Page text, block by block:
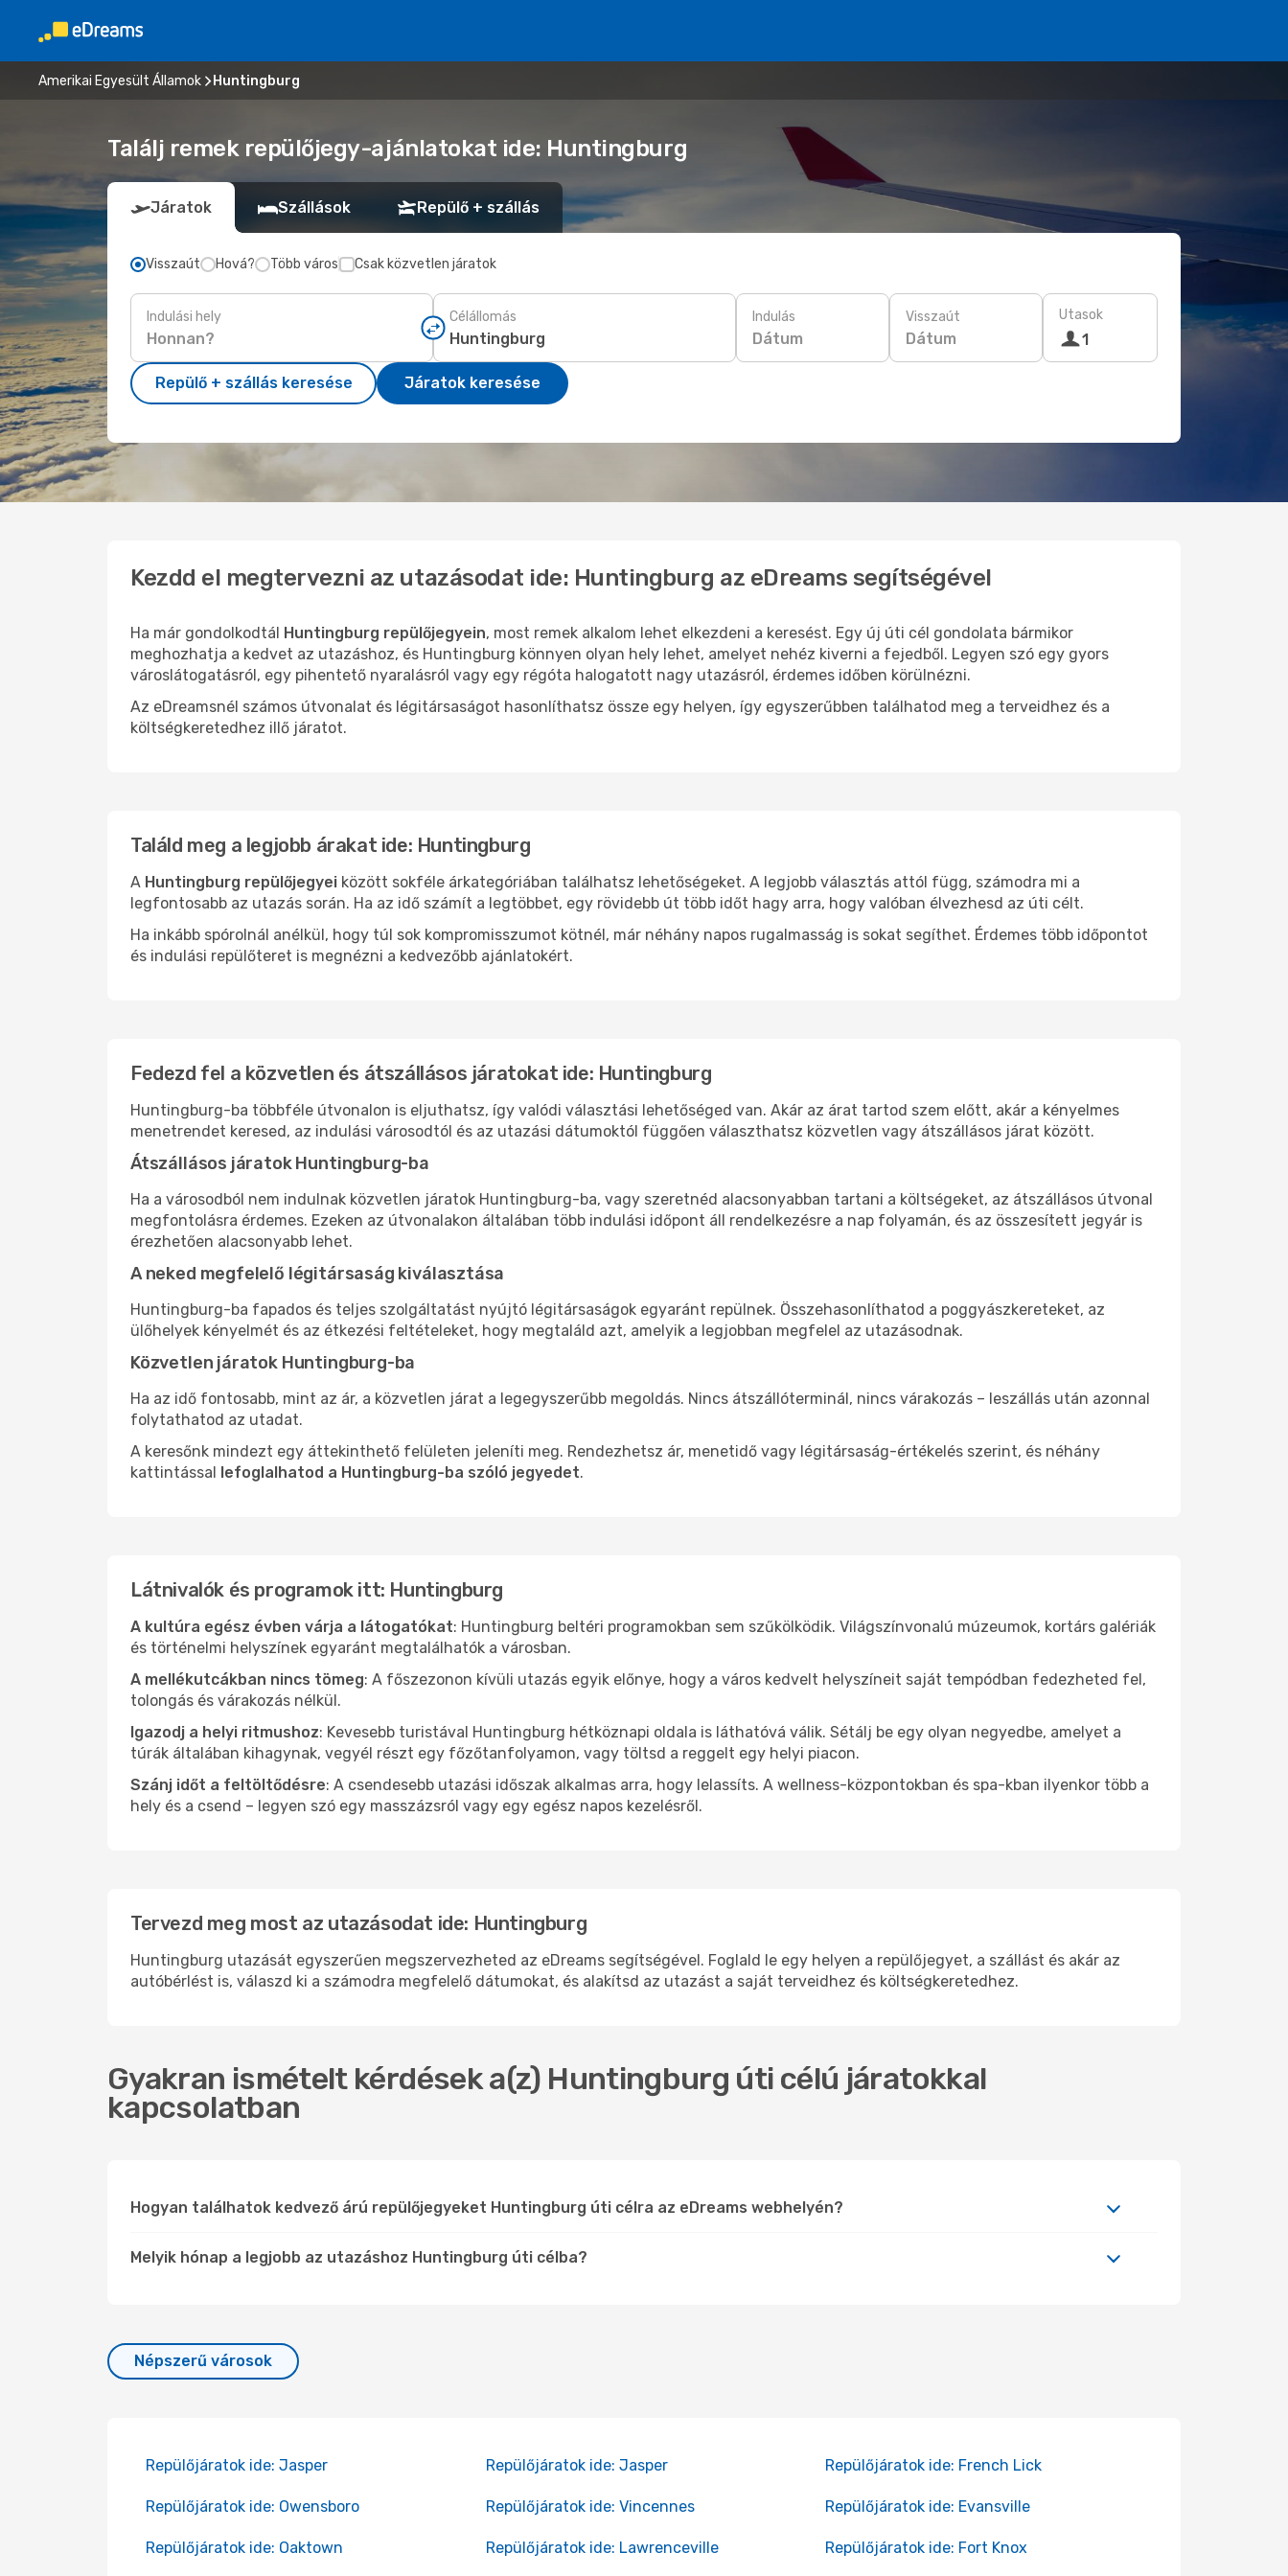
Amerikai Egyesült Államok Huntingburg
Találj remek repülőjegy-ajánlatokat ide: Huntingburg
Járatok Szállások Repülő + szállás
Visszaút Hová? Több város Csak közvetlen járatok
Indulási hely Célállomás Indulás
Dátum
Visszaút
Dátum
Utasok
1
Repülő + szállás keresése Járatok keresése
Kezdd el megtervezni az utazásodat ide: Huntingburg az eDreams segítségével
Ha már gondolkodtál Huntingburg repülőjegyein, most remek alkalom lehet elkezdeni a keresést. Egy új úti cél gondolata bármikor
meghozhatja a kedvet az utazáshoz, és Huntingburg könnyen olyan hely lehet, amelyet nehéz kiverni a fejedből. Legyen szó egy gyors
városlátogatásról, egy pihentető nyaralásról vagy egy régóta halogatott nagy utazásról, érdemes időben körülnézni.
Az eDreamsnél számos útvonalat és légitársaságot hasonlíthatsz össze egy helyen, így egyszerűbben találhatod meg a terveidhez és a
költségkeretedhez illő járatot.
Találd meg a legjobb árakat ide: Huntingburg
A Huntingburg repülőjegyei között sokféle árkategóriában találhatsz lehetőségeket. A legjobb választás attól függ, számodra mi a
legfontosabb az utazás során. Ha az idő számít a legtöbbet, egy rövidebb út több időt hagy arra, hogy valóban élvezhesd az úti célt.
Ha inkább spórolnál anélkül, hogy túl sok kompromisszumot kötnél, már néhány napos rugalmasság is sokat segíthet. Érdemes több időpontot
és indulási repülőteret is megnézni a kedvezőbb ajánlatokért.
Fedezd fel a közvetlen és átszállásos járatokat ide: Huntingburg
Huntingburg-ba többféle útvonalon is eljuthatsz, így valódi választási lehetőséged van. Akár az árat tartod szem előtt, akár a kényelmes
menetrendet keresed, az indulási városodtól és az utazási dátumoktól függően választhatsz közvetlen vagy átszállásos járat között.
Átszállásos járatok Huntingburg-ba
Ha a városodból nem indulnak közvetlen járatok Huntingburg-ba, vagy szeretnéd alacsonyabban tartani a költségeket, az átszállásos útvonal
megfontolásra érdemes. Ezeken az útvonalakon általában több indulási időpont áll rendelkezésre a nap folyamán, és az összesített jegyár is
érezhetően alacsonyabb lehet.
A neked megfelelő légitársaság kiválasztása
Huntingburg-ba fapados és teljes szolgáltatást nyújtó légitársaságok egyaránt repülnek. Összehasonlíthatod a poggyászkereteket, az
ülőhelyek kényelmét és az étkezési feltételeket, hogy megtaláld azt, amelyik a legjobban megfelel az utazásodnak.
Közvetlen járatok Huntingburg-ba
Ha az idő fontosabb, mint az ár, a közvetlen járat a legegyszerűbb megoldás. Nincs átszállóterminál, nincs várakozás – leszállás után azonnal
folytathatod az utadat.
A keresőnk mindezt egy áttekinthető felületen jeleníti meg. Rendezhetsz ár, menetidő vagy légitársaság-értékelés szerint, és néhány
kattintással lefoglalhatod a Huntingburg-ba szóló jegyedet.
Látnivalók és programok itt: Huntingburg
A kultúra egész évben várja a látogatókat: Huntingburg beltéri programokban sem szűkölködik. Világszínvonalú múzeumok, kortárs galériák
és történelmi helyszínek egyaránt megtalálhatók a városban.
A mellékutcákban nincs tömeg: A főszezonon kívüli utazás egyik előnye, hogy a város kedvelt helyszíneit saját tempódban fedezheted fel,
tolongás és várakozás nélkül.
Igazodj a helyi ritmushoz: Kevesebb turistával Huntingburg hétköznapi oldala is láthatóvá válik. Sétálj be egy olyan negyedbe, amelyet a
túrák általában kihagynak, vegyél részt egy főzőtanfolyamon, vagy töltsd a reggelt egy helyi piacon.
Szánj időt a feltöltődésre: A csendesebb utazási időszak alkalmas arra, hogy lelassíts. A wellness-központokban és spa-kban ilyenkor több a
hely és a csend – legyen szó egy masszázsról vagy egy egész napos kezelésről.
Tervezd meg most az utazásodat ide: Huntingburg
Huntingburg utazását egyszerűen megszervezheted az eDreams segítségével. Foglald le egy helyen a repülőjegyet, a szállást és akár az
autóbérlést is, válaszd ki a számodra megfelelő dátumokat, és alakítsd az utazást a saját terveidhez és költségkeretedhez.
Gyakran ismételt kérdések a(z) Huntingburg úti célú járatokkal
kapcsolatban
Hogyan találhatok kedvező árú repülőjegyeket Huntingburg úti célra az eDreams webhelyén?
Melyik hónap a legjobb az utazáshoz Huntingburg úti célba?
Népszerű városok
Repülőjáratok ide: Jasper Repülőjáratok ide: Jasper Repülőjáratok ide: French Lick
Repülőjáratok ide: Owensboro Repülőjáratok ide: Vincennes Repülőjáratok ide: Evansville
Repülőjáratok ide: Oaktown Repülőjáratok ide: Lawrenceville Repülőjáratok ide: Fort Knox